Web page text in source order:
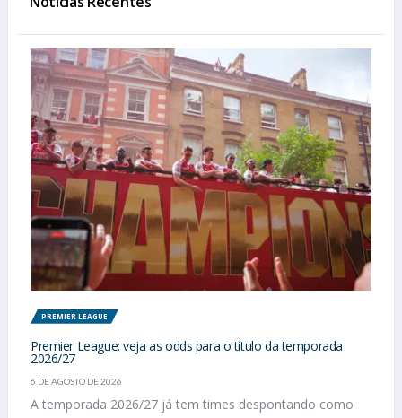
PREMIER LEAGUE
Premier League: veja as odds para o título da temporada
2026/27
6 DE AGOSTO DE 2026
A temporada 2026/27 já tem times despontando como